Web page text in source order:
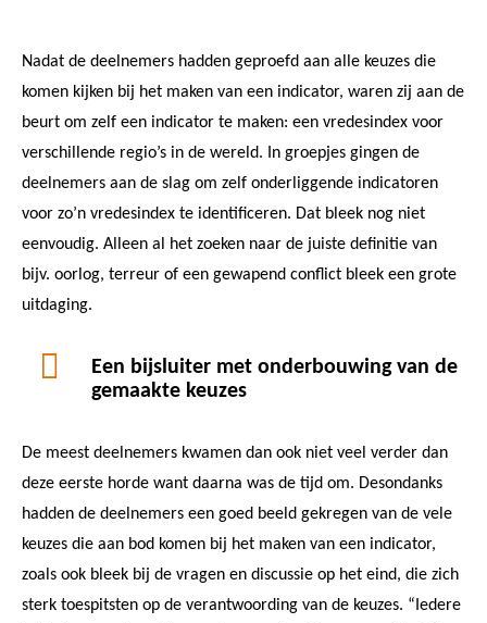
Nadat de deelnemers hadden geproefd aan alle keuzes die
komen kijken bij het maken van een indicator, waren zij aan de
beurt om zelf een indicator te maken: een vredesindex voor
verschillende regio’s in de wereld. In groepjes gingen de
deelnemers aan de slag om zelf onderliggende indicatoren
voor zo’n vredesindex te identificeren. Dat bleek nog niet
eenvoudig. Alleen al het zoeken naar de juiste definitie van
bijv. oorlog, terreur of een gewapend conflict bleek een grote
uitdaging.
Een bijsluiter met onderbouwing van de
gemaakte keuzes
De meest deelnemers kwamen dan ook niet veel verder dan
deze eerste horde want daarna was de tijd om. Desondanks
hadden de deelnemers een goed beeld gekregen van de vele
keuzes die aan bod komen bij het maken van een indicator,
zoals ook bleek bij de vragen en discussie op het eind, die zich
sterk toespitsten op de verantwoording van de keuzes. “Iedere